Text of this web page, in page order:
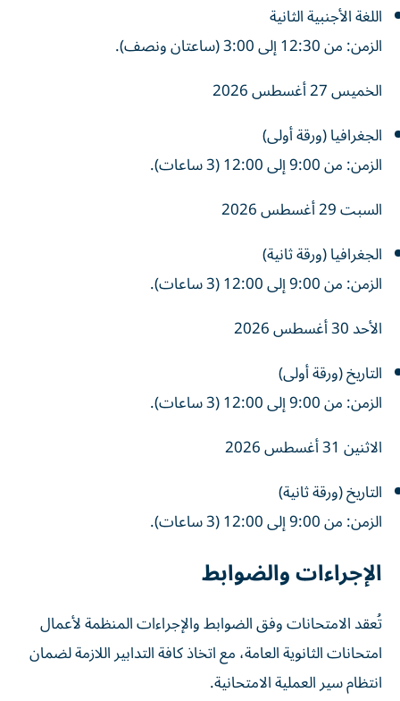
اللغة الأجنبية الثانية
الزمن: من 12:30 إلى 3:00 (ساعتان ونصف).
الخميس 27 أغسطس 2026
الجغرافيا (ورقة أولى)
الزمن: من 9:00 إلى 12:00 (3 ساعات).
السبت 29 أغسطس 2026
الجغرافيا (ورقة ثانية)
الزمن: من 9:00 إلى 12:00 (3 ساعات).
الأحد 30 أغسطس 2026
التاريخ (ورقة أولى)
الزمن: من 9:00 إلى 12:00 (3 ساعات).
الاثنين 31 أغسطس 2026
التاريخ (ورقة ثانية)
الزمن: من 9:00 إلى 12:00 (3 ساعات).
الإجراءات والضوابط
تُعقد الامتحانات وفق الضوابط والإجراءات المنظمة لأعمال
امتحانات الثانوية العامة، مع اتخاذ كافة التدابير اللازمة لضمان
انتظام سير العملية الامتحانية.